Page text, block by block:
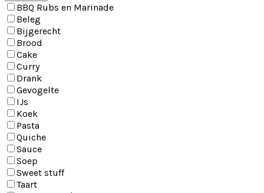
BBQ Rubs en Marinade
Beleg
Bijgerecht
Brood
Cake
Curry
Drank
Gevogelte
IJs
Koek
Pasta
Quiche
Sauce
Soep
Sweet stuff
Taart